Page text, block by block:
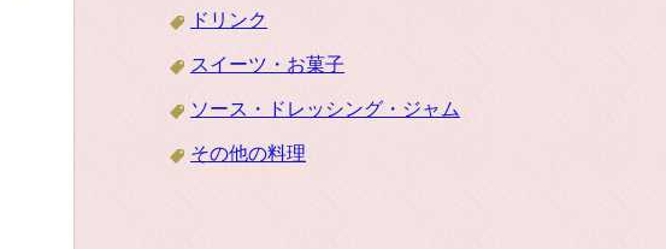
ドリンク
スイーツ・お菓子
ソース・ドレッシング・ジャム
その他の料理